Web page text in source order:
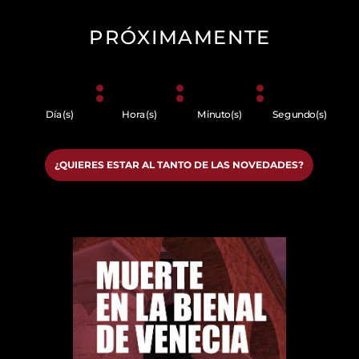
PRÓXIMAMENTE
Día(s)
:
Hora(s)
:
Minuto(s)
:
Segundo(s)
¿QUIERES ESTAR AL TANTO DE LAS NOVEDADES?